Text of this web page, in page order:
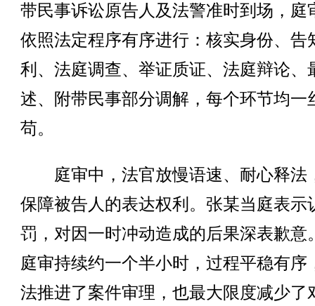
带民事诉讼原告人及法警准时到场，庭
依照法定程序有序进行：核实身份、告
利、法庭调查、举证质证、法庭辩论、
述、附带民事部分调解，每个环节均一
苟。
庭审中，法官放慢语速、耐心释法
保障被告人的表达权利。张某当庭表示
罚，对因一时冲动造成的后果深表歉意
庭审持续约一个半小时，过程平稳有序
法推进了案件审理，也最大限度减少了